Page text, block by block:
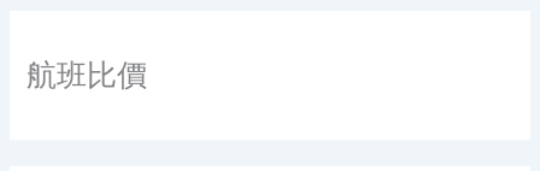
航班比價